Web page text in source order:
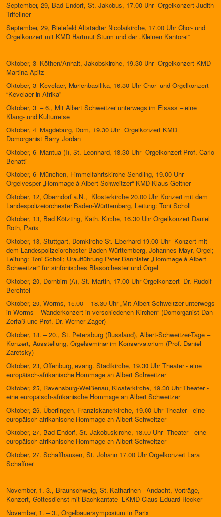
September, 29, Bad Endorf, St. Jakobus, 17.00 Uhr Orgelkonzert Judith
Trifellner
September, 29, Bielefeld Altstädter Nicolaikirche, 17.00 Uhr Chor- und
Orgelkonzert mit KMD Hartmut Sturm und der „Kleinen Kantorei“
Oktober, 3, Köthen/Anhalt, Jakobskirche, 19.30 Uhr Orgelkonzert KMD
Martina Apitz
Oktober, 3, Kevelaer, Marienbasilika, 16.30 Uhr Chor- und Orgelkonzert
“Kevelaer in Afrika”
Oktober, 3. – 6., Mit Albert Schweitzer unterwegs im Elsass – eine
Klang- und Kulturreise
Oktober, 4, Magdeburg, Dom, 19.30 Uhr Orgelkonzert KMD
Domorganist Barry Jordan
Oktober, 6, Mantua (I), St. Leonhard, 18.30 Uhr Orgelkonzert Prof. Carlo
Benatti
Oktober, 6, München, Himmelfahrtskirche Sendling, 19.00 Uhr -
Orgelvesper „Hommage à Albert Schweitzer“ KMD Klaus Geitner
Oktober, 12, Oberndorf a.N., Klosterkirche 20.00 Uhr Konzert mit dem
Landespolizeiorchester Baden-Württemberg, Leitung: Toni Scholl
Oktober, 13, Bad Kötzting, Kath. Kirche, 16.30 Uhr Orgelkonzert Daniel
Roth, Paris
Oktober, 13, Stuttgart, Domkirche St. Eberhard 19.00 Uhr Konzert mit
dem Landespolizeiorchester Baden-Württemberg, Johannes Mayr, Orgel;
Leitung: Toni Scholl; Uraufführung Peter Bannister „Hommage à Albert
Schweitzer“ für sinfonisches Blasorchester und Orgel
Oktober, 20, Dornbirn (A), St. Martin, 17.00 Uhr Orgelkonzert Dr. Rudolf
Berchtel
Oktober, 20, Worms, 15.00 – 18.30 Uhr „Mit Albert Schweitzer unterwegs
in Worms – Wanderkonzert in verschiedenen Kirchen“ (Domorganist Dan
Zerfaß und Prof. Dr. Werner Zager)
Oktober, 18. – 20., St. Petersburg (Russland), Albert-Schweitzer-Tage –
Konzert, Ausstellung, Orgelseminar im Konservatorium (Prof. Daniel
Zaretsky)
Oktober, 23, Offenburg, evang. Stadtkirche, 19.30 Uhr Theater - eine
europäisch-afrikanische Hommage an Albert Schweitzer
Oktober, 25, Ravensburg-Weißenau, Klosterkirche, 19.30 Uhr Theater -
eine europäisch-afrikanische Hommage an Albert Schweitzer
Oktober, 26, Überlingen, Franziskanerkirche, 19.00 Uhr Theater - eine
europäisch-afrikanische Hommage an Albert Schweitzer
Oktober, 27, Bad Endorf, St. Jakobuskirche, 18.00 Uhr Theater - eine
europäisch-afrikanische Hommage an Albert Schweitzer
Oktober, 27. Schaffhausen, St. Johann 17.00 Uhr Orgelkonzert Lara
Schaffner
November, 1.-3., Braunschweig, St. Katharinen - Andacht, Vorträge,
Konzert, Gottesdienst mit Bachkantate LKMD Claus-Eduard Hecker
November, 1. – 3., Orgelbauersymposium in Paris